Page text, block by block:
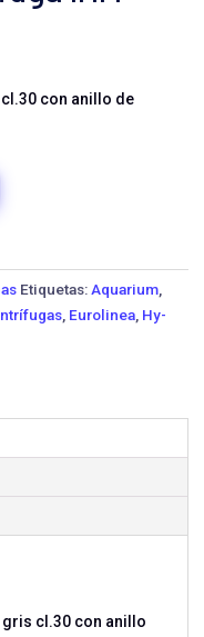
con anillo de
Etiquetas: Aquarium
Eurolinea Hy-
cl.30 con anillo